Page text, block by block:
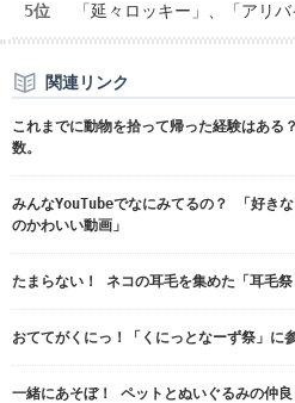
5位 「延々ロッキー」、「アリ
関連リンク
これまでに動物を拾って帰った経験はあ
数。
みんなYouTubeでなにみてるの？ 「好き
のかわいい動画」
たまらない！ ネコの耳毛を集めた「耳毛
おててがくにっ！「くにっとなーず祭」に
一緒にあそぼ！ ペットとぬいぐるみの仲